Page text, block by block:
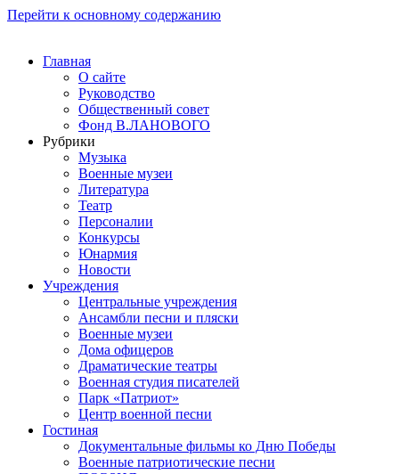
Перейти к основному содержанию
Главная
О сайте
Руководство
Общественный совет
Фонд В.ЛАНОВОГО
Рубрики
Музыка
Военные музеи
Литература
Театр
Персоналии
Конкурсы
Юнармия
Новости
Учреждения
Центральные учреждения
Ансамбли песни и пляски
Военные музеи
Дома офицеров
Драматические театры
Военная студия писателей
Парк «Патриот»
Центр военной песни
Гостиная
Документальные фильмы ко Дню Победы
Военные патриотические песни